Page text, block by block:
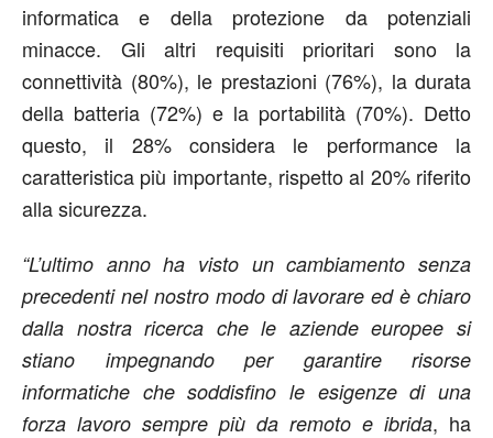
informatica e della protezione da potenziali
minacce. Gli altri requisiti prioritari sono la
connettività (80%), le prestazioni (76%), la durata
della batteria (72%) e la portabilità (70%). Detto
questo, il 28% considera le performance la
caratteristica più importante, rispetto al 20% riferito
alla sicurezza.
“L’ultimo anno ha visto un cambiamento senza
precedenti nel nostro modo di lavorare ed è chiaro
dalla nostra ricerca che le aziende europee si
stiano impegnando per garantire risorse
informatiche che soddisfino le esigenze di una
forza lavoro sempre più da remoto e ibrida, ha